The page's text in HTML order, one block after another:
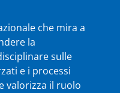
che mira a
la
sulle
e i processi
valorizza il ruolo